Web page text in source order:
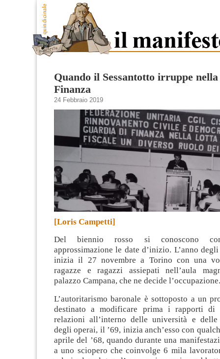
Quando il Sessantotto irruppe
Finanza
24 Febbraio 2019
[Loris Campetti]
Del biennio rosso si conoscono
approssimazione le date d’inizio. L’anno
inizia il 27 novembre a Torino con una
ragazze e ragazzi assiepati nell’aula
palazzo Campana, che ne decide l’occupazione.
L’autoritarismo baronale è sottoposto a un
destinato a modificare prima i rapporti
relazioni all’interno delle università e delle
degli operai, il ’69, inizia anch’esso con
aprile del ’68, quando durante una
a uno sciopero che coinvolge 6 mila